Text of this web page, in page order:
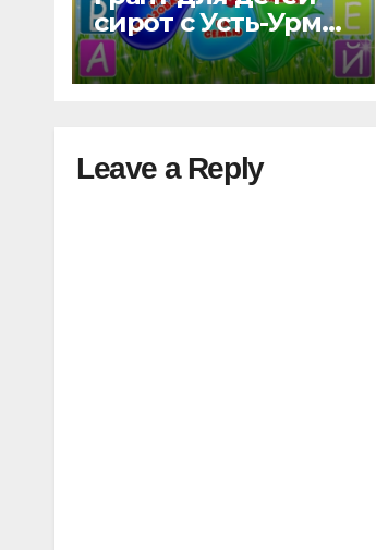
сирот с Усть-Урмы
и детского дома
“Малышок”
Leave a Reply